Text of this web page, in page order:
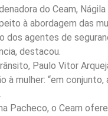
do Ceam,
à abordagem das
dos agentes de
destacou.
Paulo Vitor
mulher: “em
Pacheco, o Ceam